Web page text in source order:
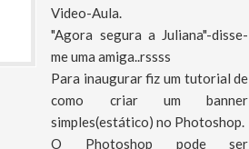
Video-Aula.
"Agora segura a Juliana"-disse-
me uma amiga..rssss
Para inaugurar fiz um tutorial de
como criar um banner
simples(estático) no Photoshop.
O Photoshop pode ser